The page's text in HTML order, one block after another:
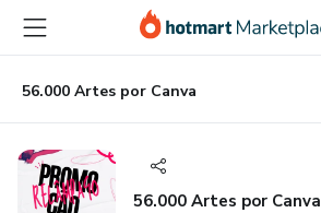
para
conteúdo
principal
para
pagamento
para
rodapé
56.000 Artes por Canva
56.000 Artes por Canva